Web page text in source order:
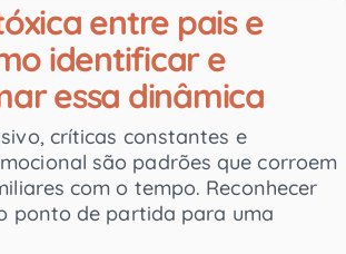
entre pais e
identificar e
essa dinâmica
críticas constantes e
são padrões que corroem
com o tempo. Reconhecer
ponto de partida para uma